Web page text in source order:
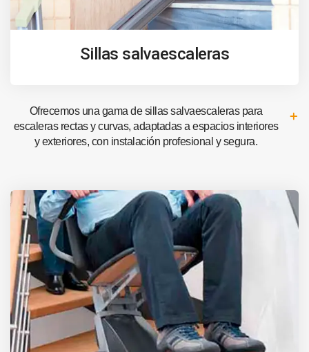
Sillas salvaescaleras
Ofrecemos una gama de sillas salvaescaleras para
escaleras rectas y curvas, adaptadas a espacios interiores
y exteriores, con instalación profesional y segura.